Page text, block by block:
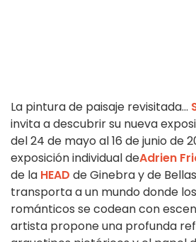
La pintura de paisaje revisitada...
invita a descubrir su nueva
del 24 de mayo al 16 de junio de
exposición individual deAdrien
de la HEAD de Ginebra y de
transporta a un mundo donde
románticos se codean con
artista propone una profunda